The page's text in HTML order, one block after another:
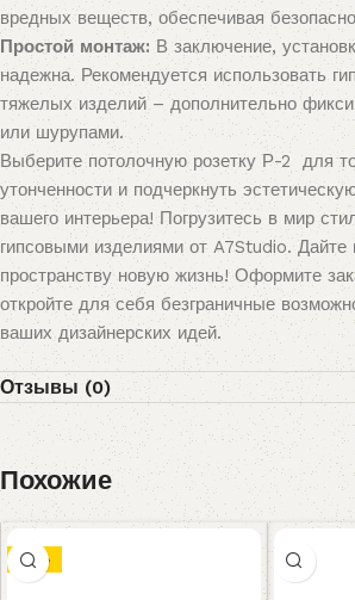
вредных веществ, обеспечивая
Простой монтаж: В заключение,
надежна. Рекомендуется использовать
тяжелых изделий – дополнительно
или шурупами.
Выберите потолочную розетку Р-2 для
утонченности и подчеркнуть
вашего интерьера! Погрузитесь в мир
гипсовыми изделиями от A7Studio.
пространству новую жизнь! Оформите
откройте для себя безграничные
ваших дизайнерских идей.
Отзывы (0)
Похожие
-13%